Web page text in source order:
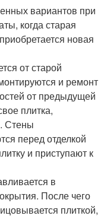
вариантов при
когда старая
новая
от старой
и ремонт
от предыдущей
плитка,
Стены
перед отделкой
и приступают к
в
После чего
плиткой,